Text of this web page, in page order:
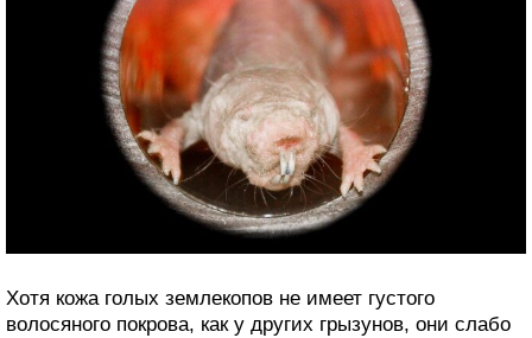
Хотя кожа голых землекопов не имеет густого
волосяного покрова, как у других грызунов, они слабо